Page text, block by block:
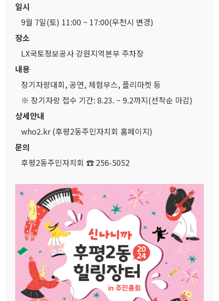
일시
9월 7일(토) 11:00 ~ 17:00(우천시 변경)
장소
LX국토정보공사 강원지역본부 주차장
내용
장기자랑대회, 공연, 체험부스, 플리마켓 등
※ 장기자랑 접수 기간: 8.23. ~ 9.2까지(선착순 마감)
상세안내
who2.kr (후평2동주민자치회 홈페이지)
문의
후평2동주민자치회 ☎ 256-5052